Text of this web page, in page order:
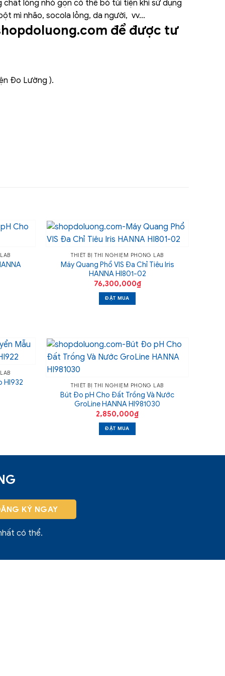
chất lỏng nhỏ gọn có thể bỏ túi tiện khi sử dụng
mì nhão, socola lỏng, da người, vv…
để được tư
Đo Lường ).
THIẾT BỊ THÍ NGHIỆM PHÒNG LAB
Máy Quang Phổ VIS Đa Chỉ Tiêu Iris
HANNA HI801-02
76,300,000₫
ĐẶT MUA
HI932 THIẾT BỊ THÍ NGHIỆM PHÒNG LAB
Bút Đo pH Cho Đất Trồng Và Nước
GroLine HANNA HI981030
2,850,000₫
ĐẶT MUA
có thể.